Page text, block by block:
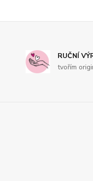
RUČNÍ
tvořím